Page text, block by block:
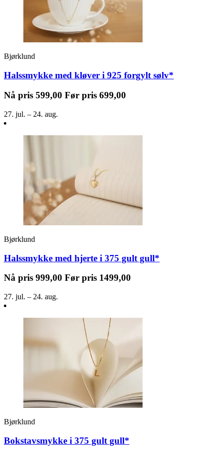
Bjørklund
Halssmykke med kløver i 925 forgylt sølv*
Nå pris 599,00 Før pris 699,00
27. jul. – 24. aug.
Bjørklund
Halssmykke med hjerte i 375 gult gull*
Nå pris 999,00 Før pris 1499,00
27. jul. – 24. aug.
Bjørklund
Bokstavsmykke i 375 gult gull*